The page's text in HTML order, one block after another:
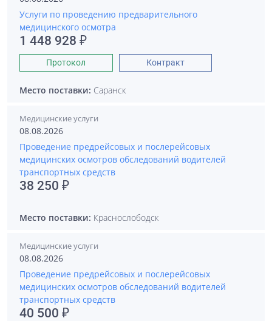
Услуги по проведению предварительного
медицинского осмотра
1 448 928 ₽
Протокол Контракт
Место поставки: Саранск
Медицинские услуги
08.08.2026
Проведение предрейсовых и послерейсовых
медицинских осмотров обследований водителей
транспортных средств
38 250 ₽
Место поставки: Краснослободск
Медицинские услуги
08.08.2026
Проведение предрейсовых и послерейсовых
медицинских осмотров обследований водителей
транспортных средств
40 500 ₽